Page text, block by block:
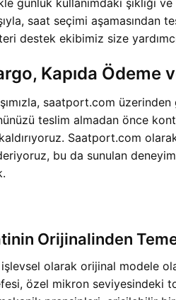
günlük kullanımdaki
saat seçimi
destek ekibimiz size
Kapıda Ödeme
saatport.com
teslim almadan önce
Saatport.com
bu da sunulan
Orijinalinden
olarak orijinal modele
özel mikron seviyesindeki